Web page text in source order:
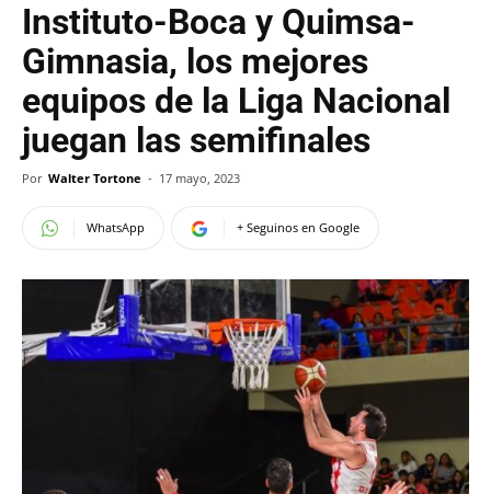
Instituto-Boca y Quimsa-
Gimnasia, los mejores
equipos de la Liga Nacional
juegan las semifinales
Por Walter Tortone - 17 mayo, 2023
WhatsApp + Seguinos en Google